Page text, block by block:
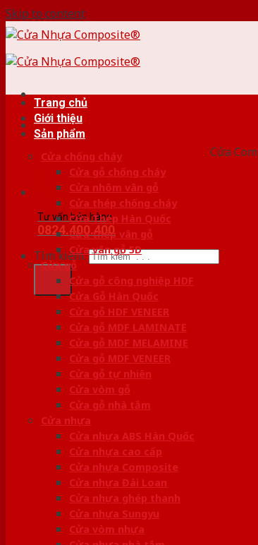
Skip to content
Cửa
Tư vấn bán hàng
0824.400.400
Tìm kiếm:
Trang chủ
Giới thiệu
Sản phẩm
Cửa chống cháy
Cửa gỗ chống cháy
Cửa nhôm vân gỗ
Cửa thép chống cháy
Cửa Thép Hàn Quốc
Cửa thép vân gỗ
Cửa vân gỗ 5D
Cửa gỗ
Cửa gỗ công nghiệp HDF
Cửa Gỗ Hàn Quốc
Cửa gỗ HDF VENEER
Cửa gỗ MDF LAMINATE
Cửa gỗ MDF MELAMINE
Cửa gỗ MDF VENEER
Cửa gỗ tự nhiên
Cửa vòm gỗ
Cửa gỗ nhà tắm
Cửa nhựa
Cửa nhựa ABS Hàn Quốc
Cửa nhựa cao cấp
Cửa nhựa Composite
Cửa nhựa Đài Loan
Cửa nhựa ghép thanh
Cửa nhựa Sungyu
Cửa vòm nhựa